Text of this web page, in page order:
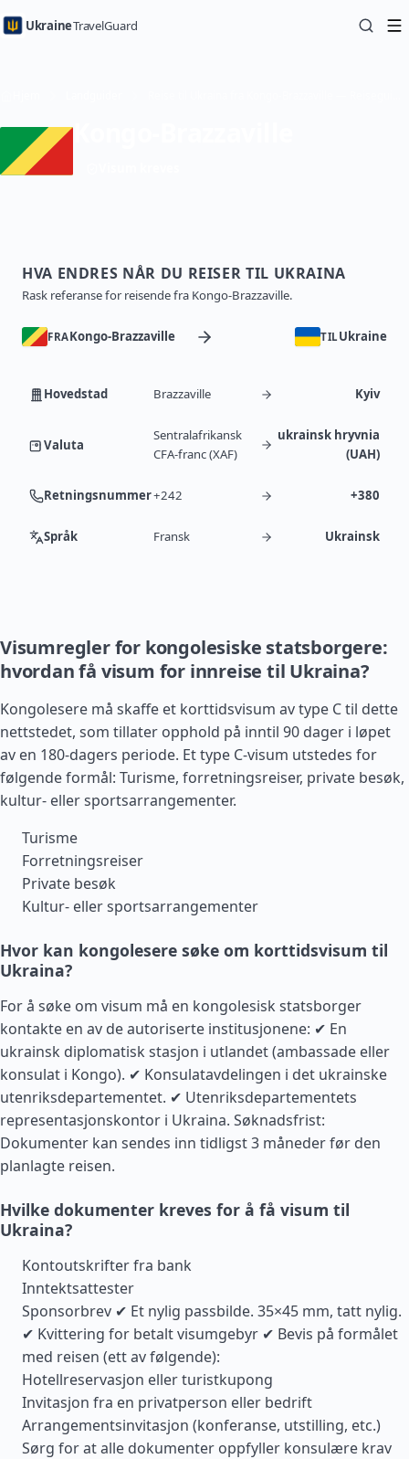
UkraineTravelGuard
HVA ENDRES NÅR DU REISER TIL UKRAINA
Rask referanse for reisende fra Kongo-Brazzaville.
FRAKongo-Brazzaville TIL Ukraine
Hovedstad Brazzaville Kyiv
Valuta
Sentralafrikansk
CFA-franc (XAF)
ukrainsk hryvnia
(UAH)
Retningsnummer+242 +380
Språk Fransk Ukrainsk
Visumregler for kongolesiske statsborgere:
hvordan få visum for innreise til Ukraina?
Kongolesere må skaffe et korttidsvisum av type C til dette
nettstedet, som tillater opphold på inntil 90 dager i løpet
av en 180-dagers periode. Et type C-visum utstedes for
følgende formål: Turisme, forretningsreiser, private besøk,
kultur- eller sportsarrangementer.
Turisme
Forretningsreiser
Private besøk
Kultur- eller sportsarrangementer
Hvor kan kongolesere søke om korttidsvisum til
Ukraina?
For å søke om visum må en kongolesisk statsborger
kontakte en av de autoriserte institusjonene: ✔ En
ukrainsk diplomatisk stasjon i utlandet (ambassade eller
konsulat i Kongo). ✔ Konsulatavdelingen i det ukrainske
utenriksdepartementet. ✔ Utenriksdepartementets
representasjonskontor i Ukraina. Søknadsfrist:
Dokumenter kan sendes inn tidligst 3 måneder før den
planlagte reisen.
Hvilke dokumenter kreves for å få visum til
Ukraina?
Kontoutskrifter fra bank
Inntektsattester
Sponsorbrev ✔ Et nylig passbilde. 35×45 mm, tatt nylig.
✔ Kvittering for betalt visumgebyr ✔ Bevis på formålet
med reisen (ett av følgende):
Hotellreservasjon eller turistkupong
Invitasjon fra en privatperson eller bedrift
Arrangementsinvitasjon (konferanse, utstilling, etc.)
Sørg for at alle dokumenter oppfyller konsulære krav